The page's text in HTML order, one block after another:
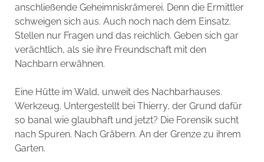
anschließende Geheimniskrämerei. Denn die Ermittler
schweigen sich aus. Auch noch nach dem Einsatz.
Stellen nur Fragen und das reichlich. Geben sich gar
verächtlich, als sie ihre Freundschaft mit den
Nachbarn erwähnen.
Eine Hütte im Wald, unweit des Nachbarhauses.
Werkzeug. Untergestellt bei Thierry, der Grund dafür
so banal wie glaubhaft und jetzt? Die Forensik sucht
nach Spuren. Nach Gräbern. An der Grenze zu ihrem
Garten.